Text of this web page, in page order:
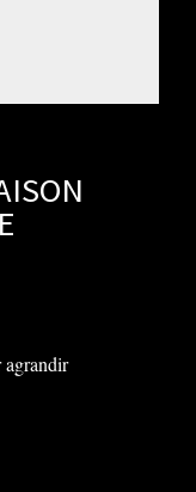
agrandir